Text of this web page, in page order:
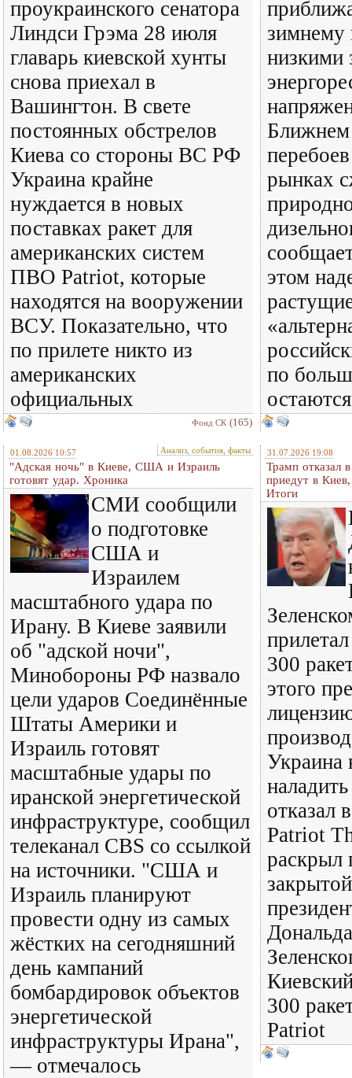
проукраинского сенатора
Линдси Грэма 28 июля
главарь киевской хунты
снова приехал в
Вашингтон. В свете
постоянных обстрелов
Киева со стороны ВС РФ
Украина крайне
нуждается в новых
поставках ракет для
американских систем
ПВО Patriot, которые
находятся на вооружении
ВСУ. Показательно, что
по прилете никто из
американских
официальных
Фонд СК (165)
зимнему
низкими
Ближнем
рынках
этом
по
01.08.2026 10:57 Анализ, события, факты
"Адская ночь" в Киеве, США и Израиль
готовят удар. Хроника
СМИ сообщили
о подготовке
США и
Израилем
масштабного удара по
Ирану. В Киеве заявили
об "адской ночи",
Минобороны РФ назвало
цели ударов Соединённые
Штаты Америки и
Израиль готовят
масштабные удары по
иранской энергетической
инфраструктуре, сообщил
телеканал CBS со ссылкой
на источники. "США и
Израиль планируют
провести одну из самых
жёстких на сегодняшний
день кампаний
бомбардировок объектов
энергетической
инфраструктуры Ирана",
— отмечалось
31.07.2026 19:08
Трамп отказал
приедут в
Итоги
300
этого
Украина
отказал
Patriot
раскрыл
300
Patriot